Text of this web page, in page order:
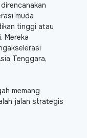
muda
tinggi atau
Mereka
Tenggara,
memang
jalan strategis